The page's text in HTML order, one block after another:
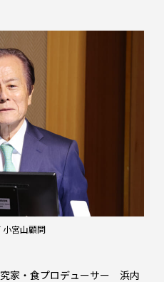
小宮山顧問
家・食プロデューサー 浜内